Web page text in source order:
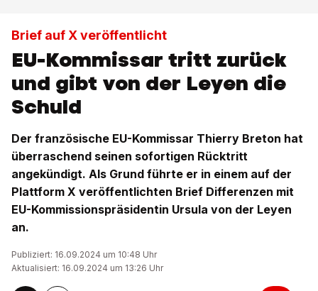
Brief auf X veröffentlicht
EU-Kommissar tritt zurück
und gibt von der Leyen die
Schuld
Der französische EU-Kommissar Thierry Breton hat
überraschend seinen sofortigen Rücktritt
angekündigt. Als Grund führte er in einem auf der
Plattform X veröffentlichten Brief Differenzen mit
EU-Kommissionspräsidentin Ursula von der Leyen
an.
Publiziert: 16.09.2024 um 10:48 Uhr
Aktualisiert: 16.09.2024 um 13:26 Uhr